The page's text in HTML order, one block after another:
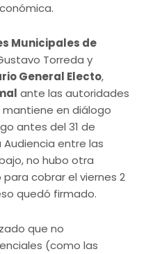
Municipales de
Torreda y
General Electo,
ante las autoridades
mantiene en diálogo
antes del 31 de
Audiencia entre las
no hubo otra
cobrar el viernes 2
quedó firmado.
que no
(como las